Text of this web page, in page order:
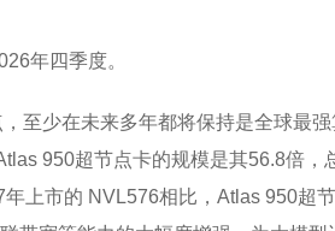
年四季度。
至少在未来多年都将保持是全球最
950超节点卡的规模是其56.8倍
上市的 NVL576相比，Atlas 950超